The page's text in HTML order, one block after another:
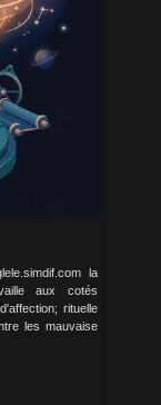
la
aux cotés
rituelle
les mauvaise